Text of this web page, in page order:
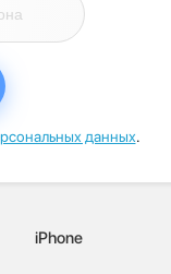
данных.
iPhone